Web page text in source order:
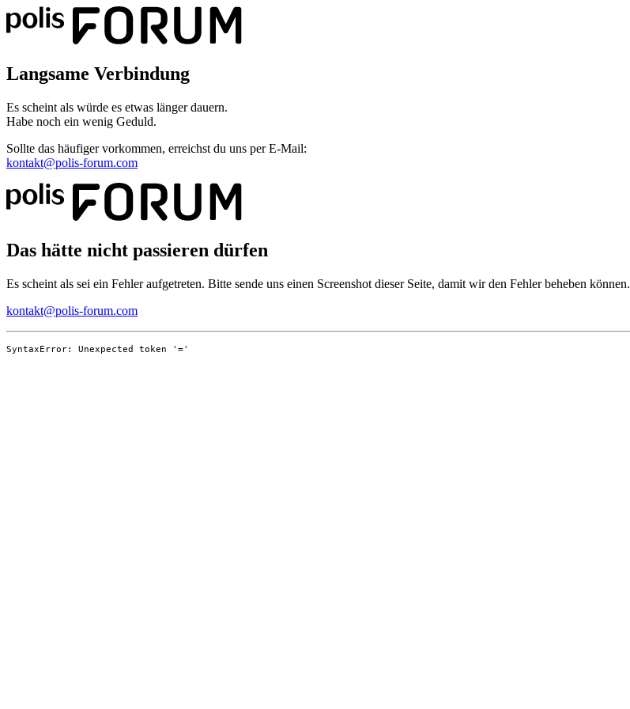
Langsame Verbindung
Es scheint als würde es etwas länger dauern.
Habe noch ein wenig Geduld.
Sollte das häufiger vorkommen, erreichst du uns per E-Mail:
kontakt@polis-forum.com
Das hätte nicht passieren dürfen
Es scheint als sei ein Fehler aufgetreten. Bitte sende uns einen Screenshot dieser Seite, damit wir den Fehler beheben können.
kontakt@polis-forum.com
SyntaxError: Unexpected token '='